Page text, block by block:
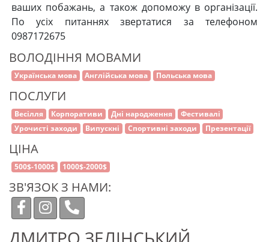
ваших побажань, а також допоможу в організації.
По усіх питаннях звертатися за телефоном
0987172675
ВОЛОДІННЯ МОВАМИ
Українська мова Англійська мова Польська мова
ПОСЛУГИ
Весілля Корпоративи Дні народження
Фестивалі
Урочисті заходи
Випускні Спортивні заходи Презентації
ЦІНА
500$-1000$ 1000$-2000$
ЗВ'ЯЗОК З НАМИ: